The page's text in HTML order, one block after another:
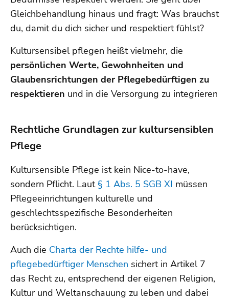
Gleichbehandlung hinaus und fragt: Was brauchst
du, damit du dich sicher und respektiert fühlst?
Kultursensibel pflegen heißt vielmehr, die
persönlichen Werte, Gewohnheiten und
Glaubensrichtungen der Pflegebedürftigen zu
respektieren und in die Versorgung zu integrieren
Rechtliche Grundlagen zur kultursensiblen
Pflege
Kultursensible Pflege ist kein Nice-to-have,
sondern Pflicht. Laut§ 1 Abs. 5 SGB XI müssen
Pflegeeinrichtungen kulturelle und
geschlechtsspezifische Besonderheiten
berücksichtigen.
Auch die Charta der Rechte hilfe- und
pflegebedürftiger Menschen sichert in Artikel 7
das Recht zu, entsprechend der eigenen Religion,
Kultur und Weltanschauung zu leben und dabei